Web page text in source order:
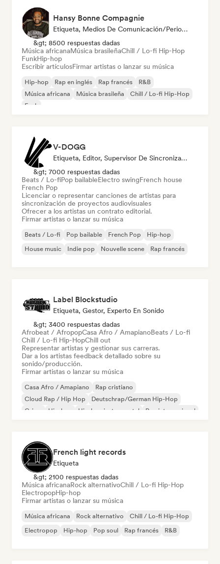
Hansy Bonne Compagnie
Etiqueta, Medios De Comunicación/Periodista
&gt; 8500 respuestas dadas
Música africanaMúsica brasileñaChill / Lo-fi Hip-Hop
FunkHip-hop
Escribir artículosFirmar artistas o lanzar su música
Hip-hop Rap en inglés Rap francés
R&B
Música africana
Música brasileña
Chill / Lo-fi Hip-Hop
Funk
V-DOGG
Etiqueta, Editor, Supervisor De Sincronización
&gt; 7000 respuestas dadas
Beats / Lo-fiPop bailableElectro swingFrench house
French Pop
Licenciar o representar canciones de artistas para
sincronización de proyectos audiovisuales
Ofrecer a los artistas un contrato editorial.
Firmar artistas o lanzar su música
Beats / Lo-fi Pop bailable French Pop
Hip-hop
House music
Indie pop Nouvelle scene Rap francés
Label Blockstudio
Etiqueta, Gestor, Experto En Sonido
&gt; 3400 respuestas dadas
Afrobeat / AfropopCasa Afro / AmapianoBeats / Lo-fi
Chill / Lo-fi Hip-HopChill out
Representar artistas y gestionar sus carreras.
Dar a los artistas feedback detallado sobre su
sonido/producción.
Firmar artistas o lanzar su música
Casa Afro / Amapiano
Rap cristiano
Cloud Rap / Hip Hop
Deutschrap/German Hip-Hop
Grime
Hip-hop Hip-hop instrumental Rap internacional
French light records
Etiqueta
&gt; 2100 respuestas dadas
Música africanaRock alternativoChill / Lo-fi Hip-Hop
ElectropopHip-hop
Firmar artistas o lanzar su música
Música africana Rock alternativo
Chill / Lo-fi Hip-Hop
Electropop
Hip-hop Pop soul Rap francés R&B